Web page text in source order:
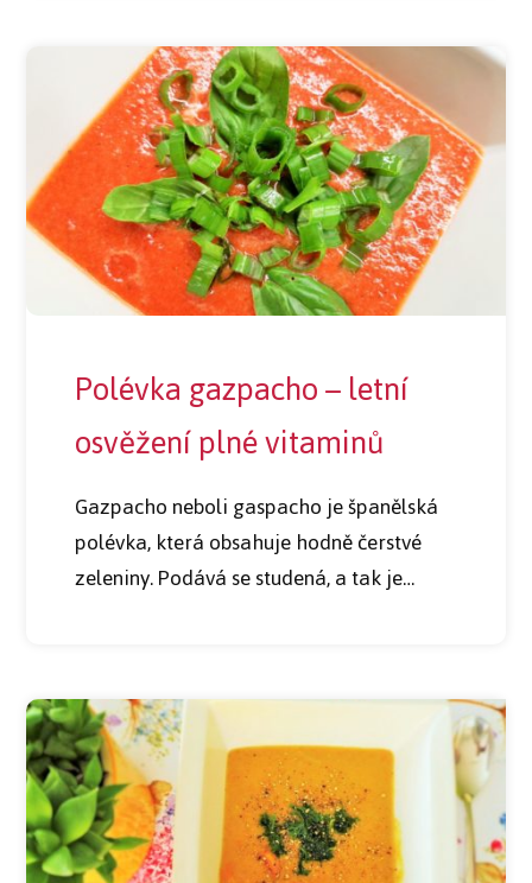
Polévka gazpacho – letní
osvěžení plné vitaminů
Gazpacho neboli gaspacho je španělská
polévka, která obsahuje hodně čerstvé
zeleniny. Podává se studená, a tak je…